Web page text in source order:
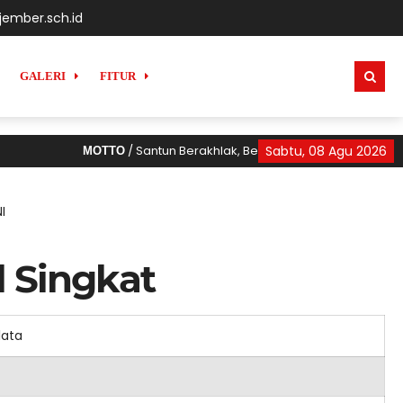
GALERI FITUR
Sabtu, 08 Agu 2026
MOTTO/ Santun Berakhlak, Berani Bermimpi, Berani
Singkat